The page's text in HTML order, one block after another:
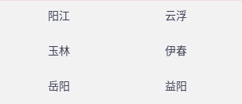
阳江 云浮
玉林 伊春
岳阳 益阳